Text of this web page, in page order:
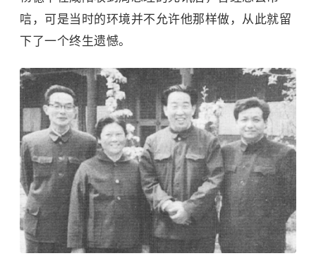
唁，可是当时的环境并不允许他那样做，从此就留
下了一个终生遗憾。